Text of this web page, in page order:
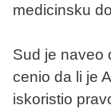
medicinsku
Sud je naveo
cenio da li je
iskoristio